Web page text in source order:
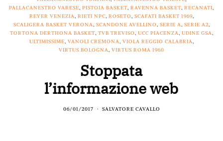
PALLACANESTRO VARESE, PISTOIA BASKET, RAVENNA BASKET, RECANATI,
REYER VENEZIA, RIETI NPC, ROSETO, SCAFATI BASKET 1969,
SCALIGERA BASKET VERONA, SCANDONE AVELLINO, SERIE A, SERIE A2,
TORTONA DERTHONA BASKET, TVB TREVISO, UCC PIACENZA, UDINE GSA,
ULTIMISSIME, VANOLI CREMONA, VIOLA REGGIO CALABRIA,
VIRTUS BOLOGNA, VIRTUS ROMA 1960
Stoppata
l’informazione web
06/01/2017 SALVATORE CAVALLO